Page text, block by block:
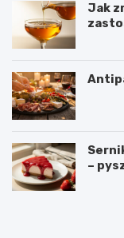
Jak
–
B
S